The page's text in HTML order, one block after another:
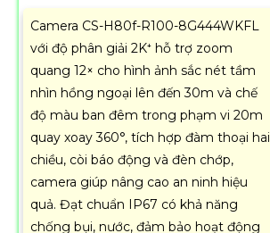
Camera CS-H80f-R100-8G444WKFL
với độ phân giải 2K⁺ hỗ trợ zoom
quang 12× cho hình ảnh sắc nét tầm
nhìn hồng ngoại lên đến 30m và chế
độ màu ban đêm trong phạm vi 20m
quay xoay 360°, tích hợp đàm thoại hai
chiều, còi báo động và đèn chớp,
camera giúp nâng cao an ninh hiệu
quả. Đạt chuẩn IP67 có khả năng
chống bụi, nước, đảm bảo hoạt động